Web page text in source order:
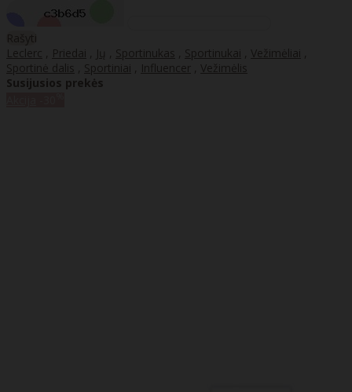
Rašyti
Leclerc , Priedai , Jų , Sportinukas , Sportinukai , Vežimėliai ,
Sportinė dalis , Sportiniai , Influencer , Vežimėlis
Susijusios prekės